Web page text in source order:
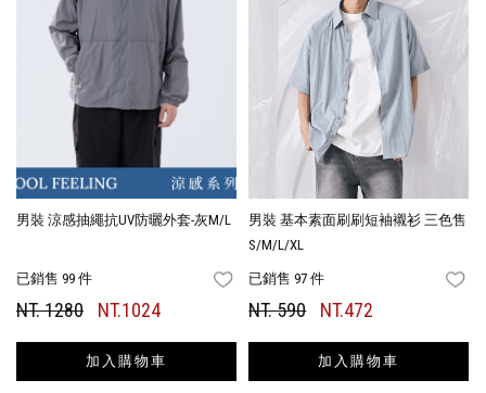
男裝 涼感抽繩抗UV防曬外套-灰M/L
已銷售 99 件 FAVORITES
NT. 1280 NT.1024
加入購物車
男裝 基本素面刷刷短袖襯衫 三色售
S/M/L/XL
已銷售 97 件
NT. 590 NT.472
加入購物車